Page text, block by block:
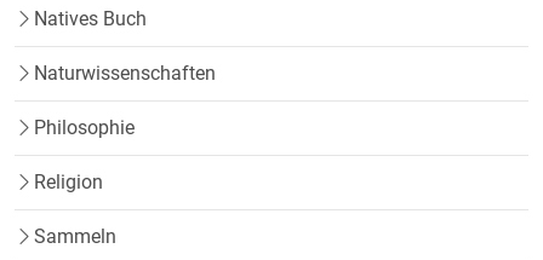
Natives Buch
Naturwissenschaften
Philosophie
Religion
Sammeln